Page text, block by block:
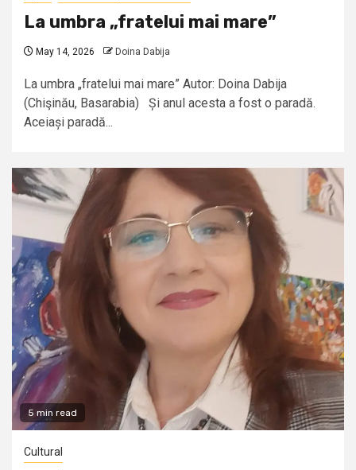
La umbra „fratelui mai mare”
May 14, 2026 Doina Dabija
La umbra „fratelui mai mare” Autor: Doina Dabija
(Chişinău, Basarabia) Și anul acesta a fost o paradă.
Aceiași paradă...
5 min read
Cultural